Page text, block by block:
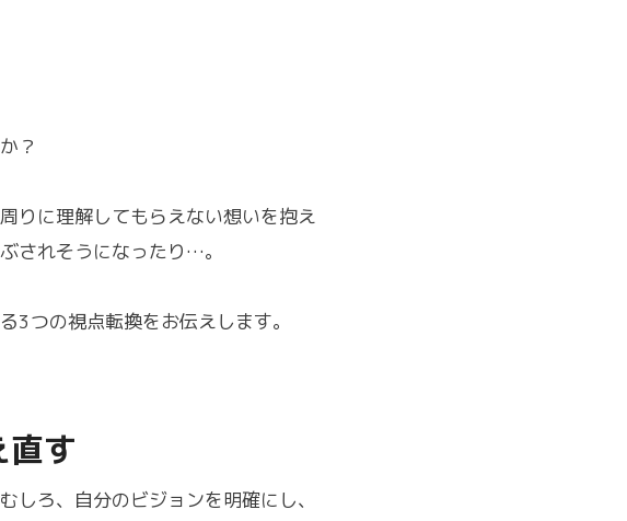
？
りに理解してもらえない想いを抱え
されそうになったり…。
3つの視点転換をお伝えします。
す
ろ、自分のビジョンを明確にし、